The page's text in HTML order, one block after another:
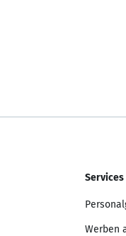
Services
Werben